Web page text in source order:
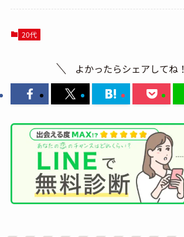
20代
よかったらシェアしてね！